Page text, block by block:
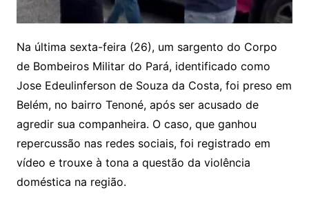
Na última sexta-feira (26), um sargento do Corpo
de Bombeiros Militar do Pará, identificado como
Jose Edeulinferson de Souza da Costa, foi preso em
Belém, no bairro Tenoné, após ser acusado de
agredir sua companheira. O caso, que ganhou
repercussão nas redes sociais, foi registrado em
vídeo e trouxe à tona a questão da violência
doméstica na região.